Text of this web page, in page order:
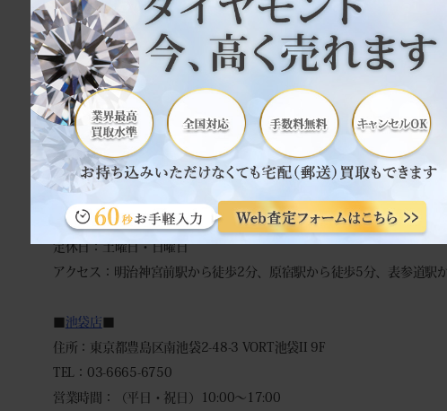
往復送料無料・キャンセル返送料等全て無料です。
到着日に査定 → 即日振込！
スピーディーに対応致します。
◆宅配買取申込みフォーム
－－－－－－－－－－－－－－－－
■表参道本店
■
住所：東京都渋谷区神宮前6-6-2 原宿ベルピアB1F
TEL：03-6427-9300
営業時間：（平日）10:00～18:00 （祝日）10:00～17:00
定休日：土曜日・日曜日
アクセス：明治神宮前駅から徒歩2分、原宿駅から徒歩5分、表参道駅
■池袋店■
住所：東京都豊島区南池袋2-48-3 VORT池袋II 9F
TEL：03-6665-6750
営業時間：（平日・祝日）10:00～17:00